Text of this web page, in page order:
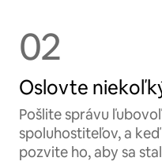
02
Oslovte
Pošlite správu
spoluhostiteľov, a
pozvite ho, aby sa